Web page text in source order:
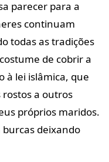
parecer para a
continuam
todas as tradições
de cobrir a
à lei islâmica, que
a outros
próprios maridos.
deixando